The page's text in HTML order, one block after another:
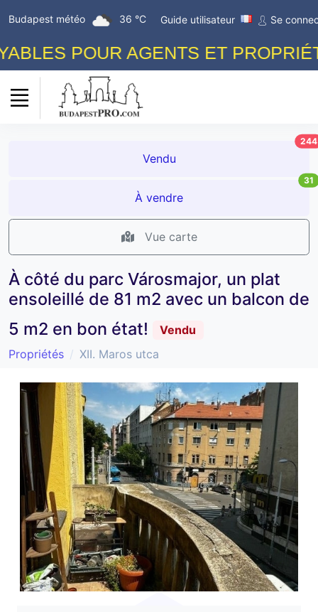
Budapest météo 36 °C Guide utilisateur Se
POUR AGENTS ET
Vendu
244
À vendre
31
Vue carte
À côté du parc Városmajor, un plat
ensoleillé de 81 m2 avec un balcon de
5 m2 en bon état!
Vendu
Propriétés
XII. Maros utca